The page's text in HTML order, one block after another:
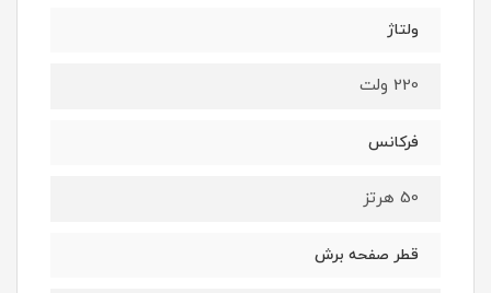
ولتاژ
220 ولت
فرکانس
50 هرتز
قطر صفحه برش